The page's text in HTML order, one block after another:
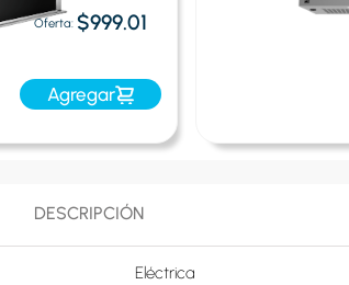
Oferta: $999.01
Agregar
DESCRIPCIÓN
Eléctrica